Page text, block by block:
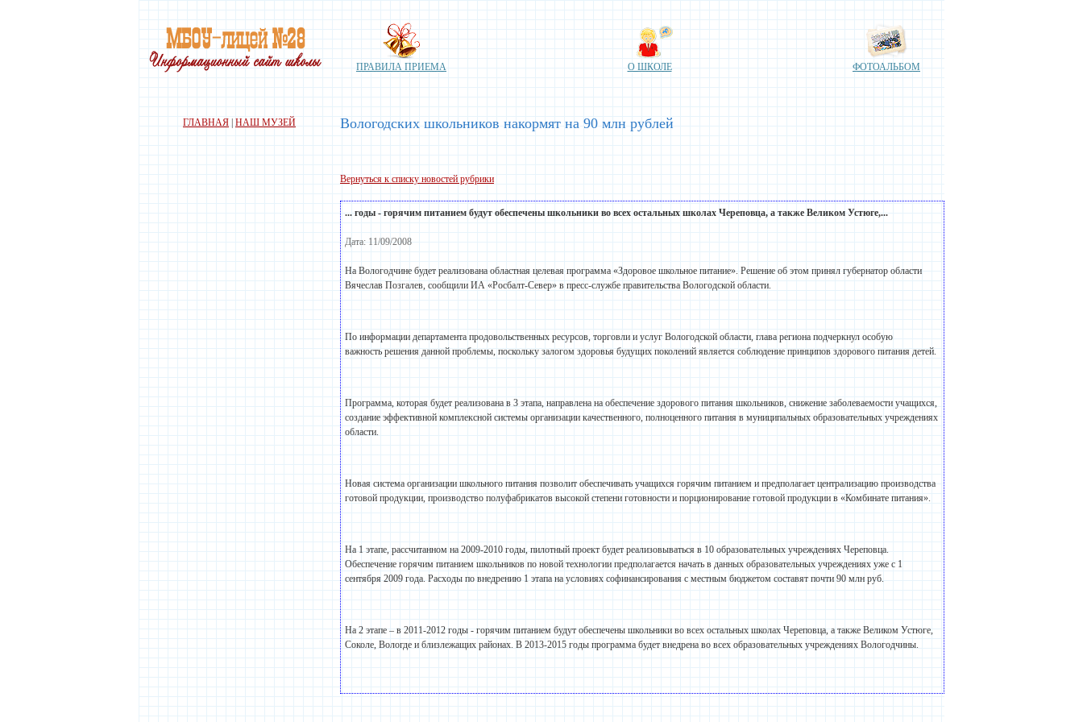
ПРАВИЛА ПРИЕМА О ШКОЛЕ ФОТОАЛЬБОМ
ГЛАВНАЯ НАШ МУЗЕЙ Вологодских школьников накормят на 90 млн рублей
Вернуться к списку новостей рубрики
... годы - горячим питанием будут обеспечены школьники во всех остальныхшколах Череповца, а также Великом Устюге,...
Дата: 11/09/2008
На Вологодчине будет реализована областная целевая программа «Здоровое школьное питание». Решение об этом принял губернатор области
Вячеслав Позгалев, сообщили ИА «Росбалт-Север» в пресс-службе правительства Вологодской области.
По информации департамента продовольственных ресурсов, торговли и услуг Вологодской области, глава региона подчеркнул особую
важность решения данной проблемы, поскольку залогом здоровья будущих поколений является соблюдение принципов здорового питания детей.
Программа, которая будет реализована в 3 этапа, направлена на обеспечение здорового питания школьников, снижение заболеваемости учащихся,
создание эффективной комплексной системы организации качественного, полноценного питания в муниципальных образовательных учреждениях
области.
Новая система организации школьного питания позволит обеспечивать учащихся горячим питанием и предполагает централизацию производства
готовой продукции, производство полуфабрикатов высокой степени готовности и порционирование готовой продукции в «Комбинате питания».
На 1 этапе, рассчитанном на 2009-2010 годы, пилотный проект будет реализовываться в 10 образовательных учреждениях Череповца.
Обеспечение горячим питанием школьников по новой технологии предполагается начать в данных образовательных учреждениях уже с 1
сентября 2009 года. Расходы по внедрению 1 этапа на условиях софинансирования с местным бюджетом составят почти 90 млн руб.
На 2 этапе – в 2011-2012 годы - горячим питанием будут обеспечены школьники во всех остальных школах Череповца, а также Великом Устюге,
Соколе, Вологде и близлежащих районах. В 2013-2015 годы программа будет внедрена во всех образовательных учреждениях Вологодчины.